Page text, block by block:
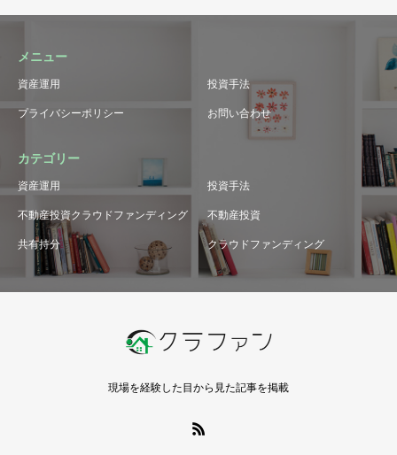
メニュー
資産運用 投資手法
プライバシーポリシー お問い合わせ
カテゴリー
資産運用 投資手法
不動産投資クラウドファンディング 不動産投資
共有持分 クラウドファンディング
現場を経験した目から見た記事を掲載